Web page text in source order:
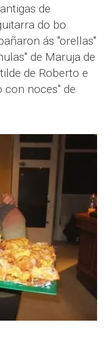
de
do bo
ás "orellas"
de Maruja de
de Roberto e
con noces" de